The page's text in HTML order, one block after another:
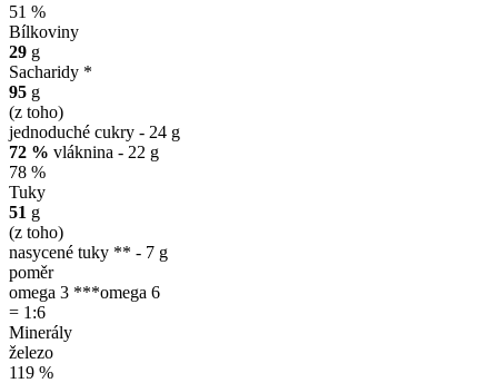
51 %
Bílkoviny
29 g
Sacharidy *
95 g
(z toho)
jednoduché cukry - 24 g
72 % vláknina - 22 g
78 %
Tuky
51 g
(z toho)
nasycené tuky ** - 7 g
poměr
omega 3 ***omega 6
= 1:6
Minerály
železo
119 %